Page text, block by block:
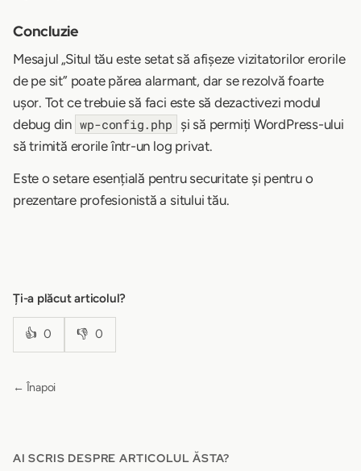
Concluzie
Mesajul „Situl tău este setat să afișeze vizitatorilor erorile
de pe sit” poate părea alarmant, dar se rezolvă foarte
ușor. Tot ce trebuie să faci este să dezactivezi modul
debug din wp-config.php
și să permiți WordPress-ului
să trimită erorile într-un log privat.
Este o setare esențială pentru securitate și pentru o
prezentare profesionistă a sitului tău.
Ți-a plăcut articolul?
👍 0 👎 0
← Înapoi
AI SCRIS DESPRE ARTICOLUL ĂSTA?